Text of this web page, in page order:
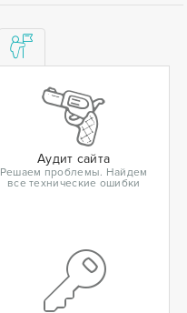
Аудит сайта
Решаем проблемы. Найдем
все технические ошибки